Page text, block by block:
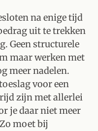
na enige tijd
uit te trekken
Geen structurele
maar werken met
meer nadelen.
voor een
zijn met allerlei
je daar niet meer
moet bij